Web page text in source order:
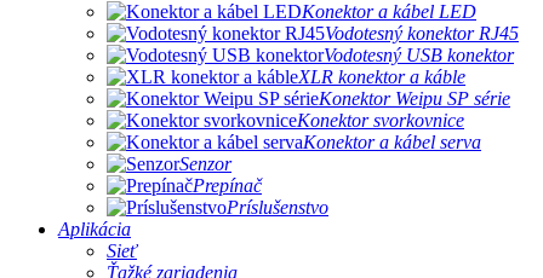
Konektor a kábel LED
Vodotesný konektor RJ45
Vodotesný USB konektor
XLR konektor a káble
Konektor Weipu SP série
Konektor svorkovnice
Konektor a kábel serva
Senzor
Prepínač
Príslušenstvo
Aplikácia
Sieť
Ťažké zariadenia